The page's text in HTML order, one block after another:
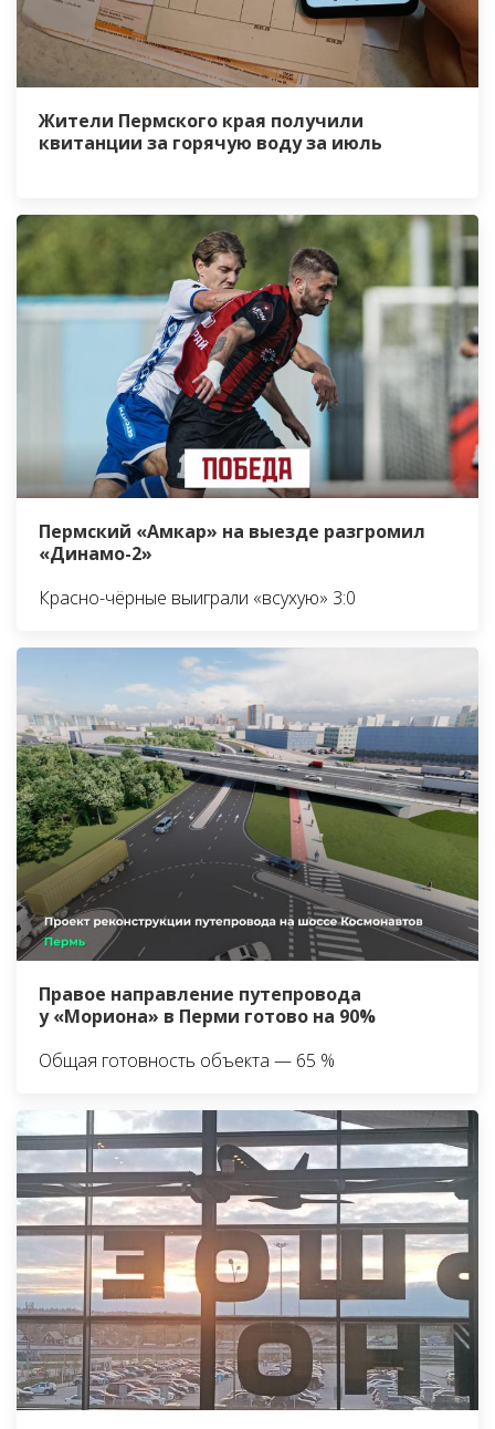
Жители Пермского края получили
квитанции за горячую воду за июль
Пермский «Амкар» на выезде разгромил
«Динамо-2»
Красно-чёрные выиграли «всухую» 3:0
Правое направление путепровода
у «Мориона» в Перми готово на 90%
Общая готовность объекта — 65 %